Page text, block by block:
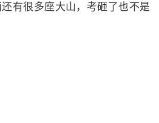
有很多座大山，考砸了也不是